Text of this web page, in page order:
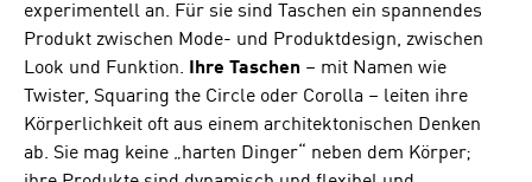
experimentell an. Für sie sind Taschen ein spannendes
Produkt zwischen Mode- und Produktdesign, zwischen
Look und Funktion.
Ihre Taschen – mit Namen wie
Twister, Squaring the Circle oder Corolla – leiten ihre
Körperlichkeit oft aus einem architektonischen Denken
ab. Sie mag keine „harten Dinger“ neben dem Körper;